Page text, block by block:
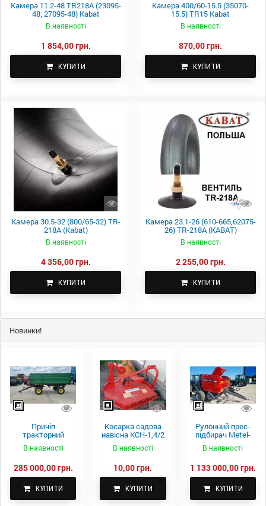
Камера 11.2-48 TR218A (23095-
48; 27095-48) Kabat
В наявності
1 854,00 грн.
КУПИТИ
Камера 400/60-15.5 (35070-
15.5) TR15 Kabat
В наявності
870,00 грн.
КУПИТИ
Камера 30.5-32 (800/65-32) TR-
218A (Kabat)
В наявності
4 356,00 грн.
КУПИТИ
Камера 23.1-26 (610-665,62075-
26) TR-218A (KABAT)
В наявності
2 255,00 грн.
КУПИТИ
Новинки!
Причіп
тракторний
самоскидний
Spike 2 ПТС-4
В наявності
285 000,00 грн.
КУПИТИ
Косарка садова
навісна КСН-1,4/2
В наявності
10,00 грн.
КУПИТИ
Рулонний прес-
підбирач Metel-
Fach Z 587
В наявності
1 133 000,00 грн.
КУПИТИ